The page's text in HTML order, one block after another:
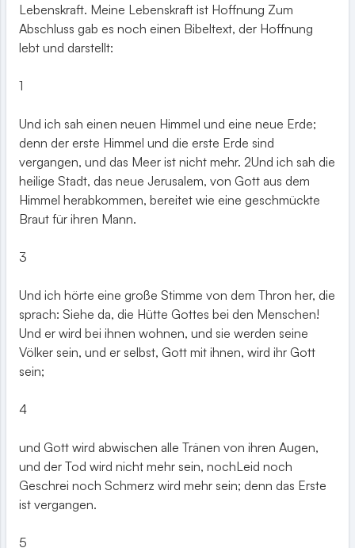
Lebenskraft. Meine Lebenskraft ist Hoffnung Zum
Abschluss gab es noch einen Bibeltext, der Hoffnung
lebt und darstellt:
1
Und ich sah einen neuen Himmel und eine neue Erde;
denn der erste Himmel und die erste Erde sind
vergangen, und das Meer ist nicht mehr. 2Und ich sah die
heilige Stadt, das neue Jerusalem, von Gott aus dem
Himmel herabkommen, bereitet wie eine geschmückte
Braut für ihren Mann.
3
Und ich hörte eine große Stimme von dem Thron her, die
sprach: Siehe da, die Hütte Gottes bei den Menschen!
Und er wird bei ihnen wohnen, und sie werden seine
Völker sein, und er selbst, Gott mit ihnen, wird ihr Gott
sein;
4
und Gott wird abwischen alle Tränen von ihren Augen,
und der Tod wird nicht mehr sein, nochLeid noch
Geschrei noch Schmerz wird mehr sein; denn das Erste
ist vergangen.
5